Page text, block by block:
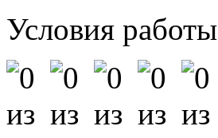
Условия работы